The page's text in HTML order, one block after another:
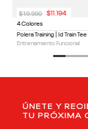
4 Colores
Polera Training | Id Train
Entrenamiento Funcional
$19.990 $ 11. 194
ÚNETE Y
TU PRÓXIMA